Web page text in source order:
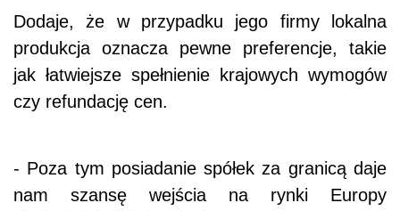
Dodaje, że w przypadku jego firmy lokalna
produkcja oznacza pewne preferencje, takie
jak łatwiejsze spełnienie krajowych wymogów
czy refundację cen.
- Poza tym posiadanie spółek za granicą daje
nam szansę wejścia na rynki Europy